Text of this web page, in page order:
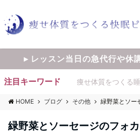
▸ レッスン当日の急代行や休
注目キーワード 痩せ体質をつくる
HOME ブログ その他 緑野菜とソー
緑野菜とソーセージのフォ